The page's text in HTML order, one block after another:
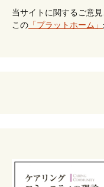
当サイトに関するご意
この 「プラットホーム」